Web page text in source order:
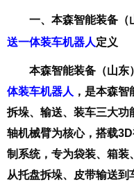
一、 本森智能装备（
送一体装车机器人定义
本森智能装备（山东
体装车机器人 ，是本森
拆垛、输送、装车三大功
轴机械臂为核心，搭载
制系统，专为袋装、箱装
从托盘拆垛、皮带输送